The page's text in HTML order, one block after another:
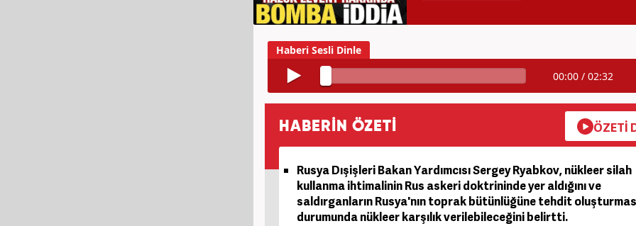
00:00 / 02:32
HABERİN ÖZETİ ÖZETİ
Rusya Dışişleri Bakan Yardımcısı Sergey Ryabkov, nükleer silah
kullanma ihtimalinin Rus askeri doktrininde yer aldığını ve
saldırganların Rusya'nın toprak bütünlüğüne tehdit
durumunda nükleer karşılık verilebileceğini belirtti.